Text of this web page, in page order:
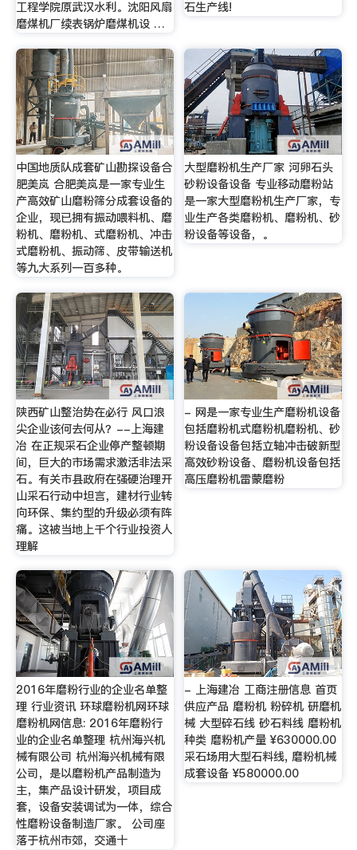
工程学院原武汉水利。沈阳风扇
磨煤机厂续表锅炉磨煤机设 …
石生产线!
中国地质队成套矿山勘探设备合
肥美岚 合肥美岚是一家专业生
产高效矿山磨粉筛分成套设备的
企业，现已拥有振动喂料机、磨
粉机、磨粉机、式磨粉机、冲击
式磨粉机、振动筛、皮带输送机
等九大系列一百多种。
大型磨粉机生产厂家 河卵石头
砂粉设备设备 专业移动磨粉站
是一家大型磨粉机生产厂家，专
业生产各类磨粉机、磨粉机、砂
粉设备等设备，。
陕西矿山整治势在必行 风口浪
尖企业该何去何从？--上海建
冶 在正规采石企业停产整顿期
间，巨大的市场需求激活非法采
石。有关市县政府在强硬治理开
山采石行动中坦言，建材行业转
向环保、集约型的升级必须有阵
痛。这被当地上千个行业投资人
理解
- 网是一家专业生产磨粉机设备
包括磨粉机式磨粉机磨粉机、砂
粉设备设备包括立轴冲击破新型
高效砂粉设备、磨粉机设备包括
高压磨粉机雷蒙磨粉
2016年磨粉行业的企业名单整
理 行业资讯 环球磨粉机网环球
磨粉机网信息: 2016年磨粉行
业的企业名单整理 杭州海兴机
械有限公司 杭州海兴机械有限
公司，是以磨粉机产品制造为
主，集产品设计研发，项目成
套，设备安装调试为一体，综合
性磨粉设备制造厂家。 公司座
落于杭州市郊，交通十
- 上海建冶 工商注册信息 首页
供应产品 磨粉机 粉碎机 研磨机
械 大型碎石线 砂石料线 磨粉机
种类 磨粉机产量 ¥630000.00
采石场用大型石料线, 磨粉机械
成套设备 ¥580000.00